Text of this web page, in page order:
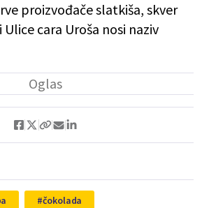
proizvođače slatkiša, skver
Ulice cara Uroša nosi naziv
čokolada